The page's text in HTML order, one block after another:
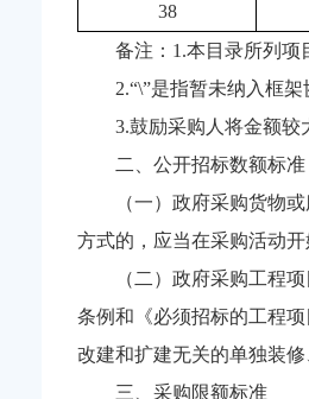
38
备注：1.本目录所列
2.“\”是指暂未纳入框
3.鼓励采购人将金额
二、公开招标数额标准
（一）政府采购货物
方式的，应当在采购活动
（二）政府采购工程
条例和《必须招标的工程
改建和扩建无关的单独装
三、采购限额标准